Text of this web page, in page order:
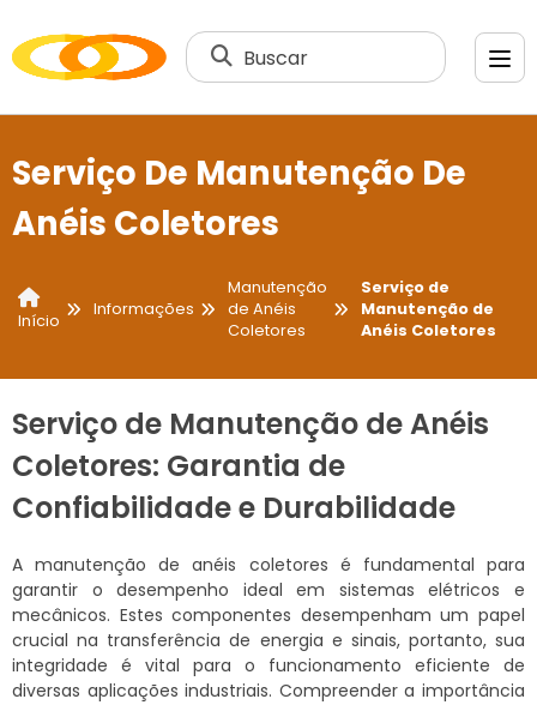
Buscar
Serviço De Manutenção De
Anéis Coletores
Início
Informações
Manutenção
de Anéis
Coletores
Serviço de
Manutenção de
Anéis Coletores
Serviço de Manutenção de Anéis
Coletores: Garantia de
Confiabilidade e Durabilidade
A manutenção de anéis coletores é fundamental para
garantir o desempenho ideal em sistemas elétricos e
mecânicos. Estes componentes desempenham um papel
crucial na transferência de energia e sinais, portanto, sua
integridade é vital para o funcionamento eficiente de
diversas aplicações industriais. Compreender a importância